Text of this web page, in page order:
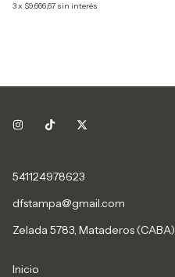
3x $9.666,67 sin interés
541124978623
dfstampa@gmail.com
Zelada 5783, Mataderos (CABA)
Inicio